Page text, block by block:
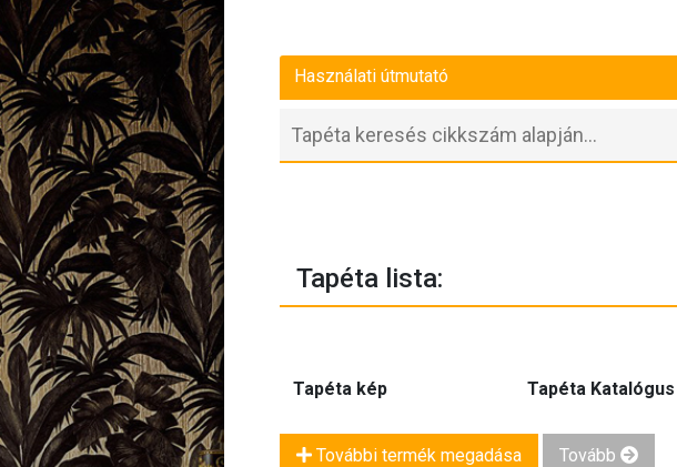
Használati útmutató
Tapéta lista:
Tapéta kép Tapéta Katalógus
További termék megadása Tovább